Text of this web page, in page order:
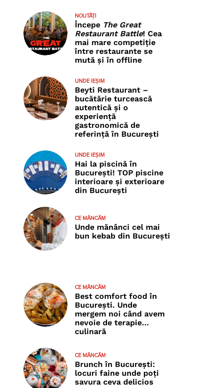
NOUTĂȚI
Începe The Great
Restaurant Battle! Cea
mai mare competiție
între restaurante se
mută și în offline
UNDE IEȘIM
Beyti Restaurant –
bucătărie turcească
autentică și o
experiență
gastronomică de
referință în București
UNDE IEȘIM
Hai la piscină în
București! TOP piscine
interioare și exterioare
din București
CE MÂNCĂM
Unde mănânci cel mai
bun kebab din București
CE MÂNCĂM
Best comfort food în
București. Unde
mergem noi când avem
nevoie de terapie…
culinară
CE MÂNCĂM
Brunch în București:
locuri faine unde poţi
savura ceva delicios